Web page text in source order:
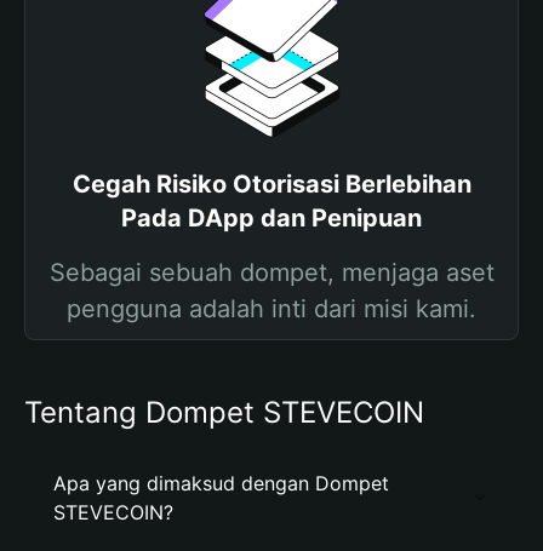
Cegah Risiko Otorisasi Berlebihan
Pada DApp dan Penipuan
Sebagai sebuah dompet, menjaga aset
pengguna adalah inti dari misi kami.
Tentang Dompet STEVECOIN
Apa yang dimaksud dengan Dompet
STEVECOIN?